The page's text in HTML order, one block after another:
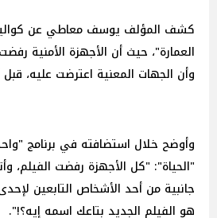
كشف المؤلف يوسف معاطي عن
العمارة"، حيث أن الأجهزة الأمنية
وأن الجهات المعنية اعترضت عليه، قبل
وأوضح خلال استضافته في برنامج
"الحياة": "كل الأجهزة رفضت الفيلم،
جانبية من أحد الأشخاص التابعين
هو الفيلم الجديد بتاعك اسمه إيه؟!".